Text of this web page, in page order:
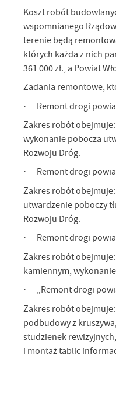
Koszt robót
wspomnianego
terenie będą
których każda z nich
361 000 zł., a Powiat
Zadania remontowe,
· Remont drogi
Zakres robót
wykonanie pobocza
Rozwoju Dróg.
· Remont drogi
Zakres robót
utwardzenie poboczy
Rozwoju Dróg.
· Remont drogi
Zakres robót
kamiennym,
· „Remont drogi
Zakres robót
podbudowy z
studzienek
i montaż tablic